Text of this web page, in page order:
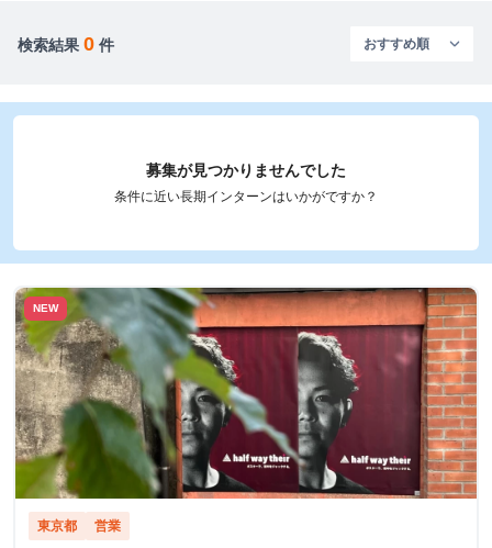
検索結果 0 件
募集が見つかりませんでした
条件に近い長期インターンはいかがですか？
NEW
東京都 営業